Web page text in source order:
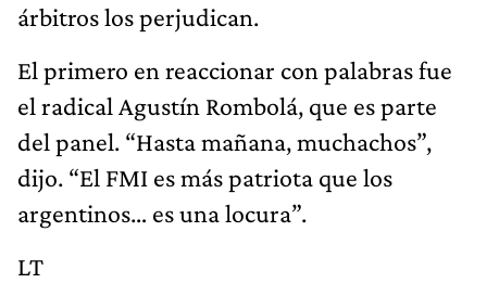
árbitros los perjudican.
El primero en reaccionar con palabras fue
el radical Agustín Rombolá, que es parte
del panel. “Hasta mañana, muchachos”,
dijo. “El FMI es más patriota que los
argentinos… es una locura”.
LT